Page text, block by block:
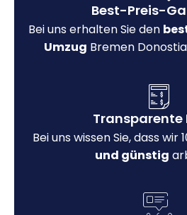
Best-Preis-
Bei uns erhalten Sie den
Umzug Bremen
Transparente
Bei uns wissen Sie, dass wir
und günstig